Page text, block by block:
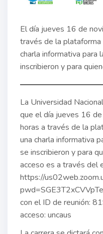
El día jueves 16 de
través de la plataforma
charla informativa para
inscribieron y para
La Universidad
que el día jueves 16
horas a través de la
una charla informativa
se inscribieron y para
acceso es a través del
https://
con el ID de reunión:
acceso: uncaus